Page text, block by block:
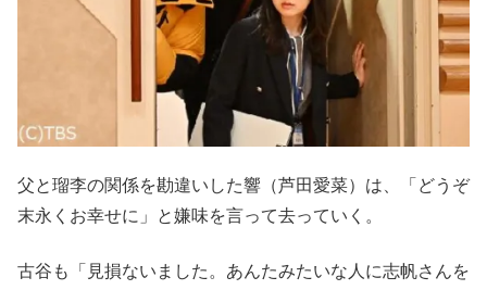
父と瑠李の関係を勘違いした響（芦田愛菜）は、「どうぞ
末永くお幸せに」と嫌味を言って去っていく。
古谷も「見損ないました。あんたみたいな人に志帆さんを